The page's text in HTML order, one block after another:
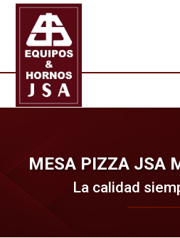
MESA PIZZA JSA
La calidad